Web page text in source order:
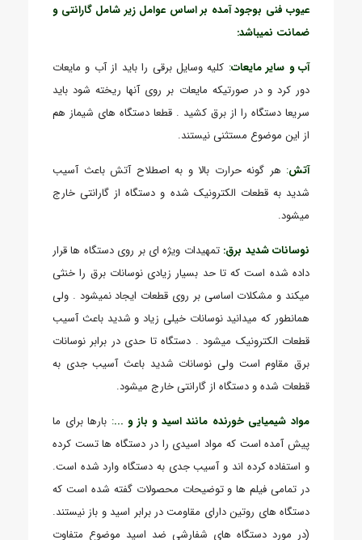
عیوب فنی بوجود آمده بر اساس عوامل زیر شامل گارانتی و
ضمانت نمیباشد:
آب و سایر مایعات: کلیه وسایل برقی را باید از آب و مایعات
دور کرد و در صورتیکه مایعات بر روی آنها ریخته شود باید
سریعا دستگاه را از برق کشید . قطعا دستگاه های شیماز هم
از این موضوع مستثنی نیستند.
آتش: هر گونه حرارت بالا و به اصطلاح آتش باعث آسیب
شدید به قطعات الکترونیک شده و دستگاه از گارانتی خارج
میشود.
نوسانات شدید برق: تمهیدات ویژه ای بر روی دستگاه ها قرار
داده شده است که تا حد بسیار زیادی نوسانات برق را خنثی
میکند و مشکلات اساسی بر روی قطعات ایجاد نمیشود . ولی
همانطور که میدانید نوسانات خیلی زیاد و شدید باعث آسیب
قطعات الکترونیک میشود . دستگاه تا حدی در برابر نوسانات
برق مقاوم است ولی نوسانات شدید باعث آسیب جدی به
قطعات شده و دستگاه از گارانتی خارج میشود.
مواد شیمیایی خورنده مانند اسید و باز و ...: بارها برای ما
پیش آمده است که مواد اسیدی را در دستگاه ها تست کرده
و استفاده کرده اند و آسیب جدی به دستگاه وارد شده است.
در تمامی فیلم ها و توضیحات محصولات گفته شده است که
دستگاه های روتین دارای مقاومت در برابر اسید و باز نیستند.
(در مورد دستگاه های شفارشی ضد اسید موضوع متفاوت